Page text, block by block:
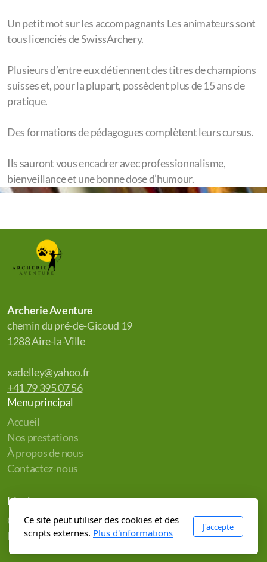
Un petit mot sur les accompagnants Les animateurs sont
tous licenciés de SwissArchery.
Plusieurs d’entre eux détiennent des titres de champions
suisses et, pour la plupart, possèdent plus de 15 ans de
pratique.
Des formations de pédagogues complètent leurs cursus.
Ils sauront vous encadrer avec professionnalisme,
bienveillance et une bonne dose d’humour.
Archerie Aventure
chemin du pré-de-Gicoud 19
1288 Aire-la-Ville
xadelley@yahoo.fr
+41 79 395 07 56
Menu principal
Accueil
Nos prestations
À propos de nous
Contactez-nous
Légal
Conditions d'utilisation
Politique de confidentialité
Ce site peut utiliser des cookies et des
scripts externes. Plus d'informations
J'accepte